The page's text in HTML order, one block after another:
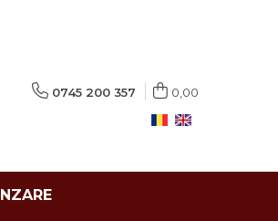
0745 200 357 0,00